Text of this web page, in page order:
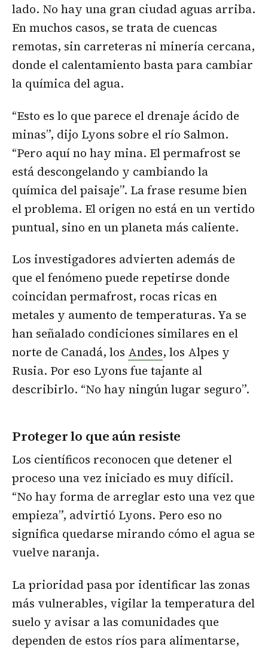
lado. No hay una gran ciudad aguas arriba.
En muchos casos, se trata de cuencas
remotas, sin carreteras ni minería cercana,
donde el calentamiento basta para cambiar
la química del agua.
“Esto es lo que parece el drenaje ácido de
minas”, dijo Lyons sobre el río Salmon.
“Pero aquí no hay mina. El permafrost se
está descongelando y cambiando la
química del paisaje”. La frase resume bien
el problema. El origen no está en un vertido
puntual, sino en un planeta más caliente.
Los investigadores advierten además de
que el fenómeno puede repetirse donde
coincidan permafrost, rocas ricas en
metales y aumento de temperaturas. Ya se
han señalado condiciones similares en el
norte de Canadá, los Andes, los Alpes y
Rusia. Por eso Lyons fue tajante al
describirlo. “No hay ningún lugar seguro”.
Proteger lo que aún resiste
Los científicos reconocen que detener el
proceso una vez iniciado es muy difícil.
“No hay forma de arreglar esto una vez que
empieza”, advirtió Lyons. Pero eso no
significa quedarse mirando cómo el agua se
vuelve naranja.
La prioridad pasa por identificar las zonas
más vulnerables, vigilar la temperatura del
suelo y avisar a las comunidades que
dependen de estos ríos para alimentarse,